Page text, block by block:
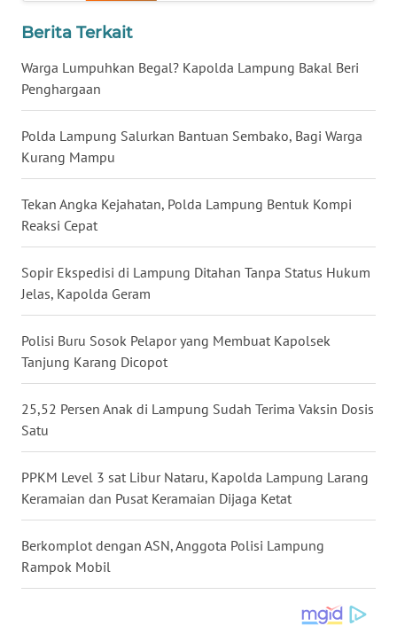
Berita Terkait
Warga Lumpuhkan Begal? Kapolda Lampung Bakal Beri
Penghargaan
Polda Lampung Salurkan Bantuan Sembako, Bagi Warga
Kurang Mampu
Tekan Angka Kejahatan, Polda Lampung Bentuk Kompi
Reaksi Cepat
Sopir Ekspedisi di Lampung Ditahan Tanpa Status Hukum
Jelas, Kapolda Geram
Polisi Buru Sosok Pelapor yang Membuat Kapolsek
Tanjung Karang Dicopot
25,52 Persen Anak di Lampung Sudah Terima Vaksin Dosis
Satu
PPKM Level 3 sat Libur Nataru, Kapolda Lampung Larang
Keramaian dan Pusat Keramaian Dijaga Ketat
Berkomplot dengan ASN, Anggota Polisi Lampung
Rampok Mobil
WN
WN
SUMBAR
WN
SUMSEL
WN
WN
LAMPUNG
JATENG
WN
NUSANTARA
WN
JOGJA
WN
JATIM